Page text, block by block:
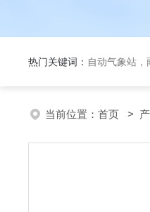
热门关键词： 自动气象站
当前位置： 首页 >